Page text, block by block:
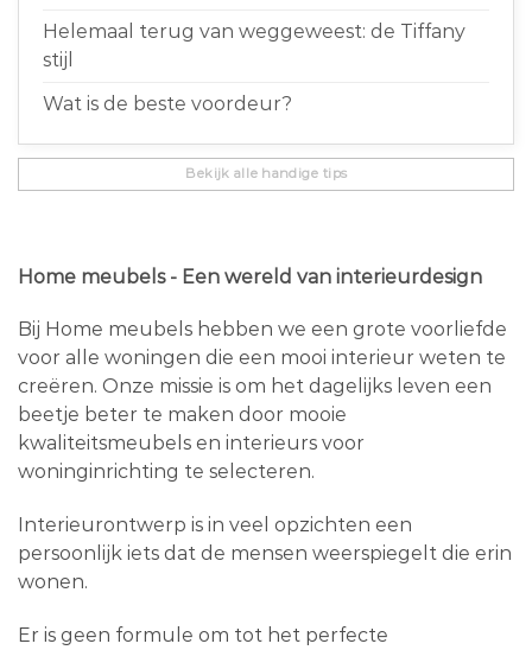
Helemaal terug van weggeweest: de Tiffany
stijl
Wat is de beste voordeur?
Bekijk alle handige tips
Home meubels - Een wereld van interieurdesign
Bij Home meubels hebben we een grote voorliefde
voor alle woningen die een mooi interieur weten te
creëren. Onze missie is om het dagelijks leven een
beetje beter te maken door mooie
kwaliteitsmeubels en interieurs voor
woninginrichting te selecteren.
Interieurontwerp is in veel opzichten een
persoonlijk iets dat de mensen weerspiegelt die erin
wonen.
Er is geen formule om tot het perfecte